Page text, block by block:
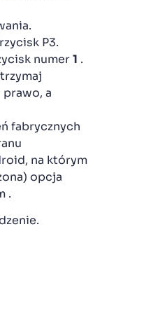
P3.
numer1 .
a
fabrycznych
na którym
opcja
.